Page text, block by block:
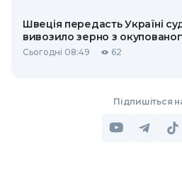
Швеція передасть Україні
вивозило зерно з
Сьогодні 08:49 62
Підпишіться